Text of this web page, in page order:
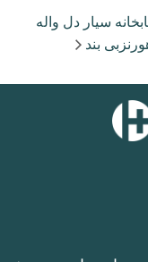
سیار دل واله
بند